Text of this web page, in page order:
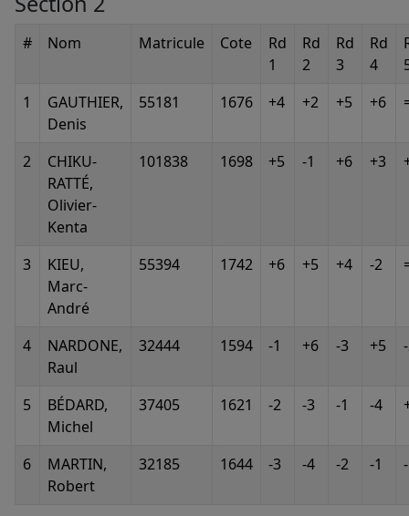
# Nom Matricule Cote
Rd
1
Rd
2
Rd
3
Rd
4
1
GAUTHIER,
Denis
55181 1676 +4 +2 +5 +6
2
CHIKU-
RATTÉ,
Olivier-
Kenta
101838 1698 +5 -1 +6 +3
3
KIEU,
Marc-
André
55394 1742 +6 +5 +4 -2
4
NARDONE,
Raul
32444 1594 -1 +6 -3 +5
5
BÉDARD,
Michel
37405 1621 -2 -3 -1 -4
6
MARTIN,
Robert
32185 1644 -3 -4 -2 -1